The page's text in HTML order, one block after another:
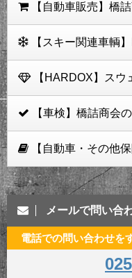
【自動車販売】橋
【スキー関連車輌
【HARDOX】スウ
【車検】橋詰商会
【自動車・その他
メールで問い合
電話での問い合わせを